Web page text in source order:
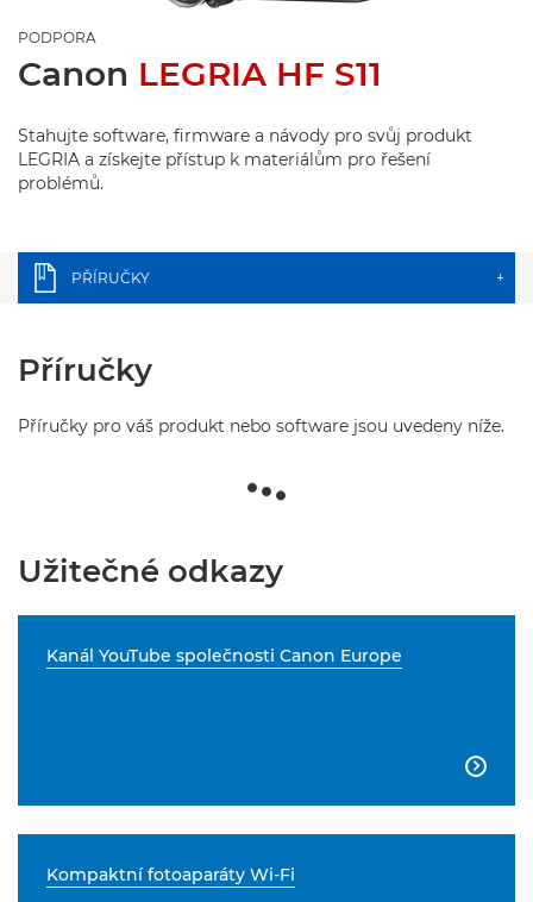
PODPORA
Canon LEGRIA HF S11
Stahujte software, firmware a návody pro svůj produkt
LEGRIA a získejte přístup k materiálům pro řešení
problémů.
PŘÍRUČKY +
Příručky
Příručky pro váš produkt nebo software jsou uvedeny níže.
Užitečné odkazy
Kanál YouTube společnosti Canon Europe

Kompaktní fotoaparáty Wi-Fi